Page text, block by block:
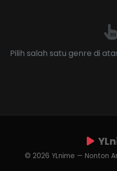
Pilih salah satu genre di
© 2026 YLnime — Nonton